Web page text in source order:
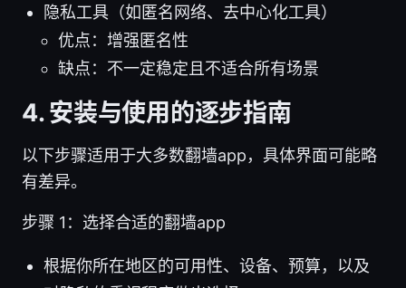
隐私工具（如匿名网络、去中心化工具）
优点：增强匿名性
缺点：不一定稳定且不适合所有场景
4. 安装与使用的逐步指南
以下步骤适用于大多数翻墙app，具体界面可能略
有差异。
步骤 1：选择合适的翻墙app
根据你所在地区的可用性、设备、预算，以及